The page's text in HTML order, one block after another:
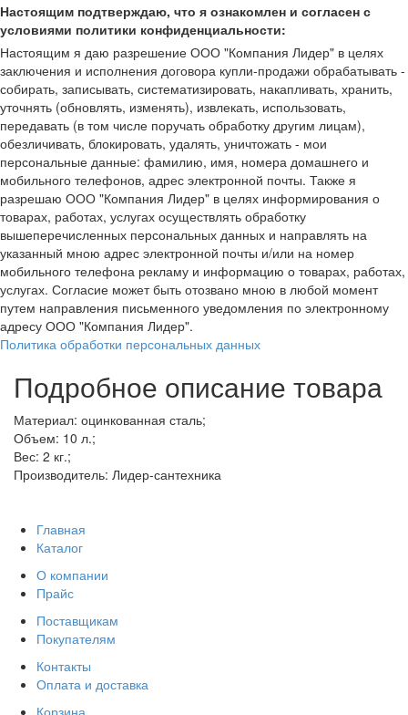
Настоящим подтверждаю, что я ознакомлен и согласен с
условиями политики конфиденциальности:
Настоящим я даю разрешение ООО "Компания Лидер" в целях
заключения и исполнения договора купли-продажи обрабатывать -
собирать, записывать, систематизировать, накапливать, хранить,
уточнять (обновлять, изменять), извлекать, использовать,
передавать (в том числе поручать обработку другим лицам),
обезличивать, блокировать, удалять, уничтожать - мои
персональные данные: фамилию, имя, номера домашнего и
мобильного телефонов, адрес электронной почты. Также я
разрешаю ООО "Компания Лидер" в целях информирования о
товарах, работах, услугах осуществлять обработку
вышеперечисленных персональных данных и направлять на
указанный мною адрес электронной почты и/или на номер
мобильного телефона рекламу и информацию о товарах, работах,
услугах. Согласие может быть отозвано мною в любой момент
путем направления письменного уведомления по электронному
адресу ООО "Компания Лидер".
Политика обработки персональных данных
Подробное описание товара
Материал: оцинкованная сталь;
Объем: 10 л.;
Вес: 2 кг.;
Производитель: Лидер-сантехника
Главная
Каталог
О компании
Прайс
Поставщикам
Покупателям
Контакты
Оплата и доставка
Корзина